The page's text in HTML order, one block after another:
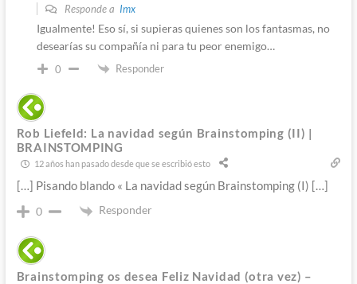
Responde a Imx
Igualmente! Eso sí, si supieras quienes son los fantasmas, no
desearías su compañía ni para tu peor enemigo…
0 Responder
Rob Liefeld: La navidad según Brainstomping (II) |
BRAINSTOMPING
12 años han pasado desde que se escribió esto
[…] Pisando blando « La navidad según Brainstomping (I) […]
0 Responder
Brainstomping os desea Feliz Navidad (otra vez) –